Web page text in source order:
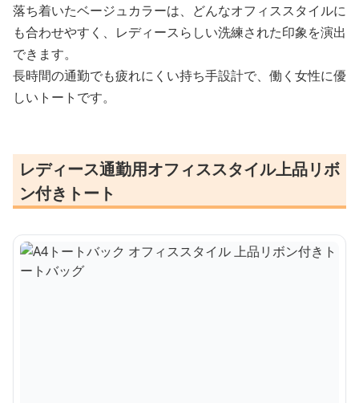
落ち着いたベージュカラーは、どんなオフィススタイルに
も合わせやすく、レディースらしい洗練された印象を演出
できます。
長時間の通勤でも疲れにくい持ち手設計で、働く女性に優
しいトートです。
レディース通勤用オフィススタイル上品リボ
ン付きトート